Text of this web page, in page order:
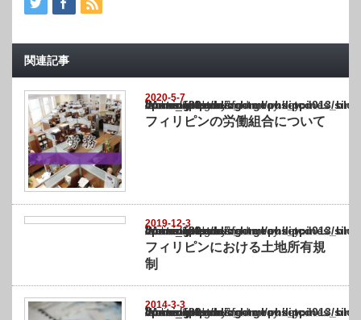
関連記事
2020-5-7
Warning
: Undefined array key "show_category" in
/home/netst/kuno-cpa.co.jp/public_html/philippines_blog/wp-content/themes/
on line183
フィリピンの労働組合について
2019-12-3
Warning
: Undefined array key "show_category" in
/home/netst/kuno-cpa.co.jp/public_html/philippines_blog/wp-content/themes/
on line183
フィリピンにおける土地所有規
制
2014-3-3
Warning
: Undefined array key "show_category" in
/home/netst/kuno-cpa.co.jp/public_html/philippines_blog/wp-content/themes/
on line183